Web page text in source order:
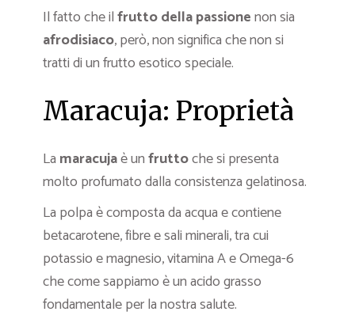
Il fatto che ilfrutto della passionenon sia
afrodisiaco, però, non significa che non si
tratti di un frutto esotico speciale.
Maracuja: Proprietà
La maracujaè unfruttoche si presenta
molto profumato dalla consistenza gelatinosa.
La polpa è composta da acqua e contiene
betacarotene, fibre e sali minerali, tra cui
potassio e magnesio, vitamina A e Omega-6
che come sappiamo è un acido grasso
fondamentale per la nostra salute.